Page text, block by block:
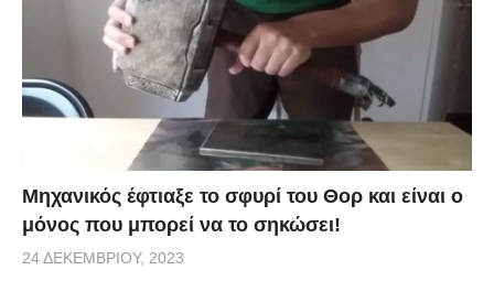
Μηχανικός έφτιαξε το σφυρί του Θορ και είναι ο
μόνος που μπορεί να το σηκώσει!
24 ΔΕΚΕΜΒΡΊΟΥ, 2023